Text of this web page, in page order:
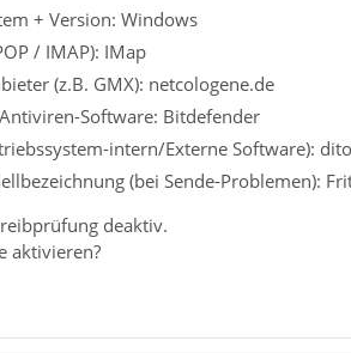
+ Version: Windows
/ IMAP): IMap
(z.B. GMX): netcologene.de
Software: Bitdefender
intern/Externe Software): dito
(bei Sende-Problemen):
deaktiv.
aktivieren?